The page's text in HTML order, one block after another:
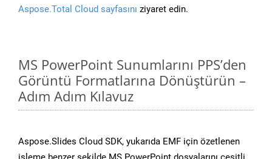
Aspose.Total Cloud sayfasını ziyaret edin.
MS PowerPoint Sunumlarını PPS’den
Görüntü Formatlarına Dönüştürün –
Adım Adım Kılavuz
Aspose.Slides Cloud SDK, yukarıda EMF için özetlenen